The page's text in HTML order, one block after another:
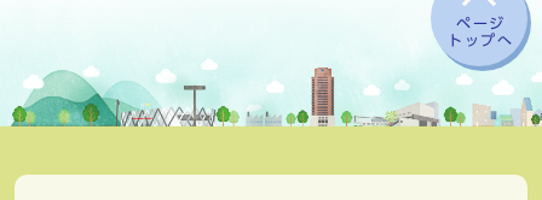
ページ
トップへ